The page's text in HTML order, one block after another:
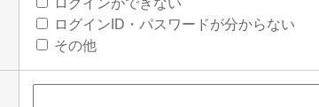
ログインができない
ログインID・パスワードが分からない
その他